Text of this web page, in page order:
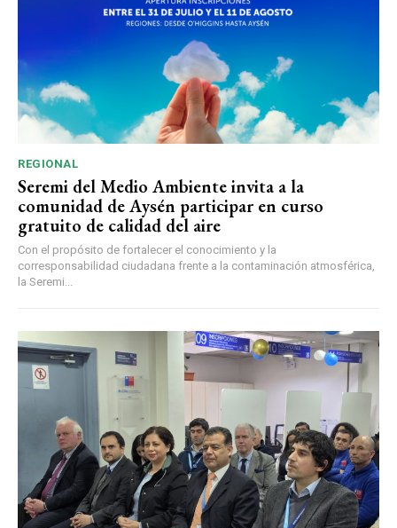
REGIONAL
Seremi del Medio Ambiente invita a la
comunidad de Aysén participar en curso
gratuito de calidad del aire
Con el propósito de fortalecer el conocimiento y la
corresponsabilidad ciudadana frente a la contaminación atmosférica,
la Seremi...